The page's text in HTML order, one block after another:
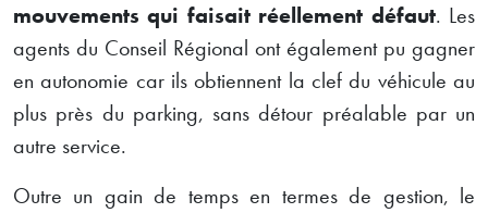
mouvements qui faisait réellement défaut. Les
agents du Conseil Régional ont également pu gagner
en autonomie car ils obtiennent la clef du véhicule au
plus près du parking, sans détour préalable par un
autre service.
Outre un gain de temps en termes de gestion, le